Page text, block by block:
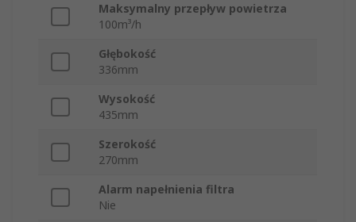
Maksymalny przepływ powietrza
100m³/h
Głębokość
336mm
Wysokość
435mm
Szerokość
270mm
Alarm napełnienia filtra
Nie